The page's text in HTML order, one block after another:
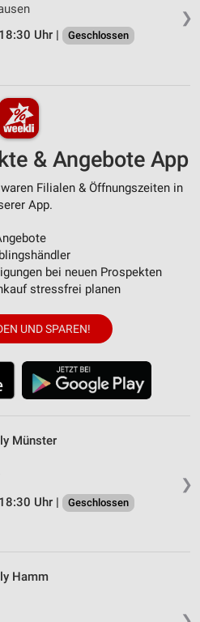
❯
Uhr |
Geschlossen
& Angebote App
Filialen & Öffnungszeiten in
App.
bei neuen Prospekten
stressfrei planen
UND SPAREN!
❯
Münster
Uhr |
Geschlossen
Hamm